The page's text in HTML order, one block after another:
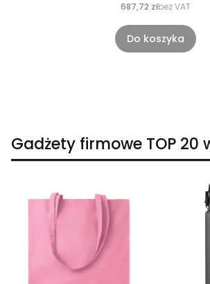
687,72 złbez VAT
Do koszyka
Gadżety firmowe TOP 20